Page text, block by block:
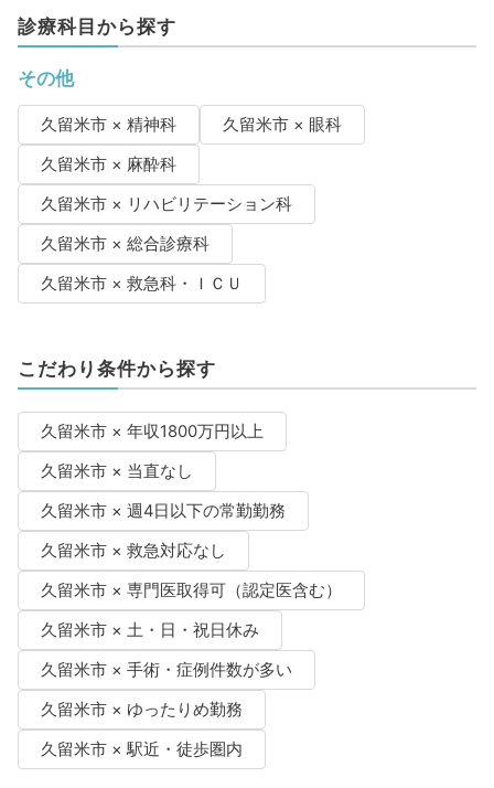
診療科目から探す
その他
久留米市 × 精神科
久留米市 × 眼科
久留米市 × 麻酔科
久留米市 × リハビリテーション科
久留米市 × 総合診療科
久留米市 × 救急科・ＩＣＵ
こだわり条件から探す
久留米市 × 年収1800万円以上
久留米市 × 当直なし
久留米市 × 週4日以下の常勤勤務
久留米市 × 救急対応なし
久留米市 × 専門医取得可（認定医含む）
久留米市 × 土・日・祝日休み
久留米市 × 手術・症例件数が多い
久留米市 × ゆったりめ勤務
久留米市 × 駅近・徒歩圏内